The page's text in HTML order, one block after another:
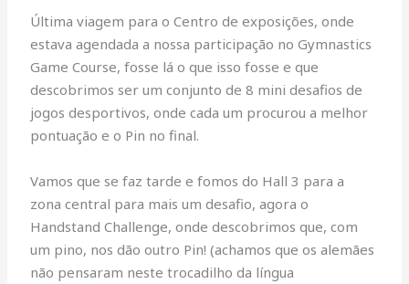
Última viagem para o Centro de exposições, onde
estava agendada a nossa participação no Gymnastics
Game Course, fosse lá o que isso fosse e que
descobrimos ser um conjunto de 8 mini desafios de
jogos desportivos, onde cada um procurou a melhor
pontuação e o Pin no final.
Vamos que se faz tarde e fomos do Hall 3 para a
zona central para mais um desafio, agora o
Handstand Challenge, onde descobrimos que, com
um pino, nos dão outro Pin! (achamos que os alemães
não pensaram neste trocadilho da língua